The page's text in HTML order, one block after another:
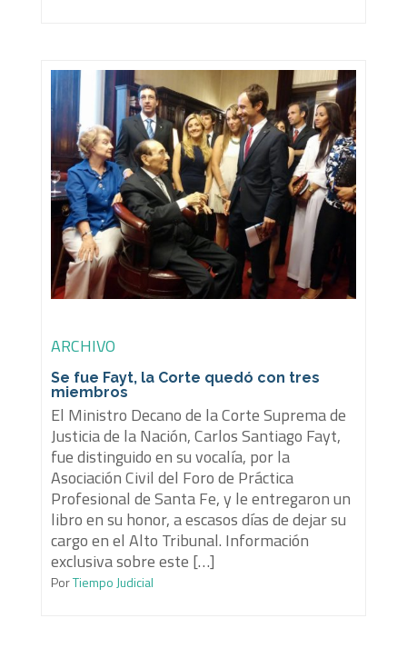
ARCHIVO
Se fue Fayt, la Corte quedó con tres
miembros
El Ministro Decano de la Corte Suprema de
Justicia de la Nación, Carlos Santiago Fayt,
fue distinguido en su vocalía, por la
Asociación Civil del Foro de Práctica
Profesional de Santa Fe, y le entregaron un
libro en su honor, a escasos días de dejar su
cargo en el Alto Tribunal. Información
exclusiva sobre este […]
PorTiempo Judicial